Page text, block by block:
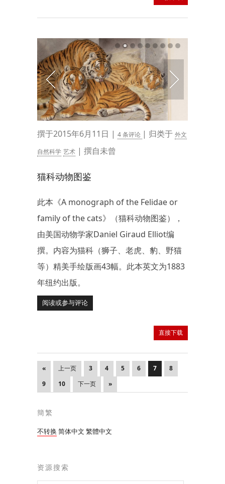
撰于2015年6月11日 | 4 条评论 | 归类于 外文
自然科学 艺术 | 撰自未曾
猫科动物图鉴
此本《A monograph of the Felidae or
family of the cats》（猫科动物图鉴），
由美国动物学家Daniel Giraud Elliot编
撰。内容为猫科（狮子、老虎、豹、野猫
等）精美手绘版画43幅。此本英文为1883
年纽约出版。
阅读或参与评论
直接下载
« 上一页 3 4 5 6 7
8
9
10 下一页 »
簡繁
不转换 简体中文 繁體中文
资源搜索